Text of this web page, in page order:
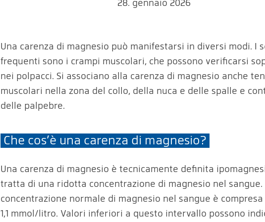
28. gennaio 2026
Una carenza di magnesio può manifestarsi in diversi modi. I
frequenti sono i crampi muscolari, che possono verificarsi
nei polpacci. Si associano alla carenza di magnesio anche
muscolari nella zona del collo, della nuca e delle spalle e
delle palpebre.
Che cos’è una carenza di magnesio?
Una carenza di magnesio è tecnicamente definita
tratta di una ridotta concentrazione di magnesio nel sangue.
concentrazione normale di magnesio nel sangue è compresa
1,1 mmol/litro. Valori inferiori a questo intervallo possono